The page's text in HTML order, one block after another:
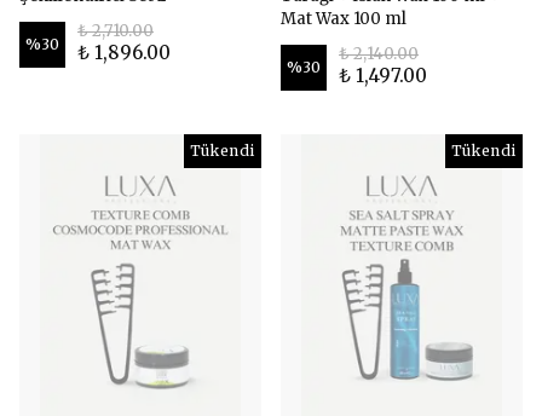
%30
₺ 2,710.00
₺ 1,896.00
Mat Wax 100 ml
%30
₺ 2,140.00
₺ 1,497.00
Tükendi Tükendi